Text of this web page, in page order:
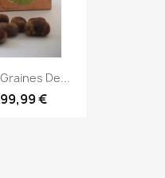
De...
€